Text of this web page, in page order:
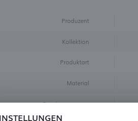
Produzent
Kollektion
Produktart
Material
Durchmesser mm